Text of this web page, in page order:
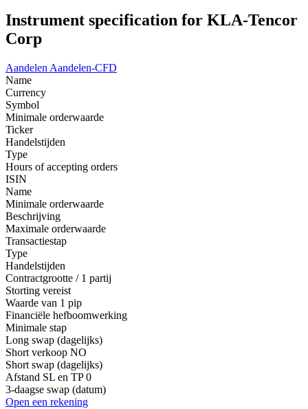
Instrument specification for KLA-Tencor
Corp
Aandelen Aandelen-CFD
Name
Currency
Symbol
Minimale orderwaarde
Ticker
Handelstijden
Type
Hours of accepting orders
ISIN
Name
Minimale orderwaarde
Beschrijving
Maximale orderwaarde
Transactiestap
Type
Handelstijden
Contractgrootte / 1 partij
Storting vereist
Waarde van 1 pip
Financiële hefboomwerking
Minimale stap
Long swap (dagelijks)
Short verkoop NO
Short swap (dagelijks)
Afstand SL en TP 0
3-daagse swap (datum)
Open een rekening